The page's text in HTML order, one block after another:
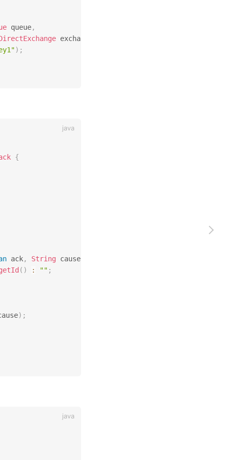
queue,
exchange
) ;
{
ack, String cause)
( ) : "" ;
) ;